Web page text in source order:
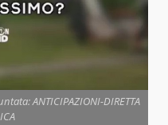
ANTICIPAZIONI-DIRETTA